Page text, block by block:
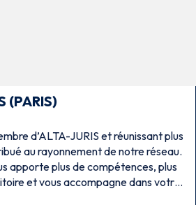
(PARIS)
d’ALTA-JURIS et réunissant plus
au rayonnement de notre réseau.
apporte plus de compétences, plus
et vous accompagne dans votre